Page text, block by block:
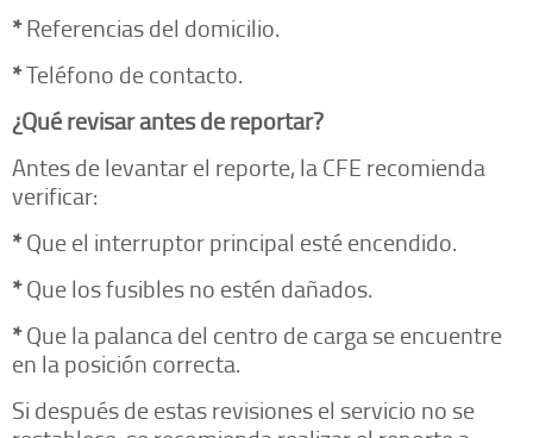
*Referencias del domicilio.
*Teléfono de contacto.
¿Qué revisar antes de reportar?
Antes de levantar el reporte, la CFE recomienda
verificar:
*Que el interruptor principal esté encendido.
*Que los fusibles no estén dañados.
*Que la palanca del centro de carga se encuentre
en la posición correcta.
Si después de estas revisiones el servicio no se